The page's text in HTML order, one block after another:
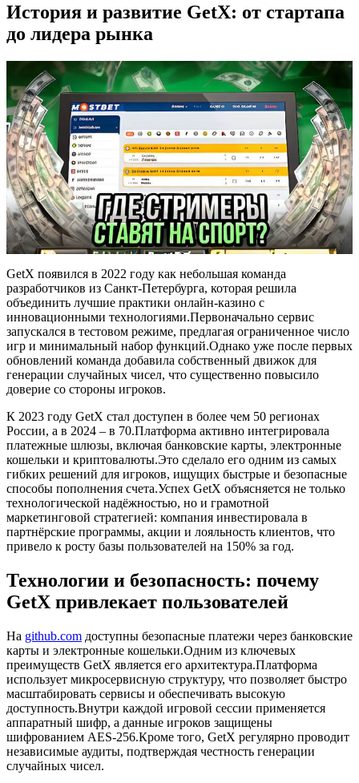
История и развитие GetX: от стартапа
до лидера рынка
GetX появился в 2022 году как небольшая команда
разработчиков из Санкт-Петербурга, которая решила
объединить лучшие практики онлайн‑казино с
инновационными технологиями.Первоначально сервис
запускался в тестовом режиме, предлагая ограниченное число
игр и минимальный набор функций.Однако уже после первых
обновлений команда добавила собственный движок для
генерации случайных чисел, что существенно повысило
доверие со стороны игроков.
К 2023 году GetX стал доступен в более чем 50 регионах
России, а в 2024 – в 70.Платформа активно интегрировала
платежные шлюзы, включая банковские карты, электронные
кошельки и криптовалюты.Это сделало его одним из самых
гибких решений для игроков, ищущих быстрые и безопасные
способы пополнения счета.Успех GetX объясняется не только
технологической надёжностью, но и грамотной
маркетинговой стратегией: компания инвестировала в
партнёрские программы, акции и лояльность клиентов, что
привело к росту базы пользователей на 150% за год.
Технологии и безопасность: почему
GetX привлекает пользователей
На github.com доступны безопасные платежи через банковские
карты и электронные кошельки.Одним из ключевых
преимуществ GetX является его архитектура.Платформа
использует микросервисную структуру, что позволяет быстро
масштабировать сервисы и обеспечивать высокую
доступность.Внутри каждой игровой сессии применяется
аппаратный шифр, а данные игроков защищены
шифрованием AES‑256.Кроме того, GetX регулярно проводит
независимые аудиты, подтверждая честность генерации
случайных чисел.